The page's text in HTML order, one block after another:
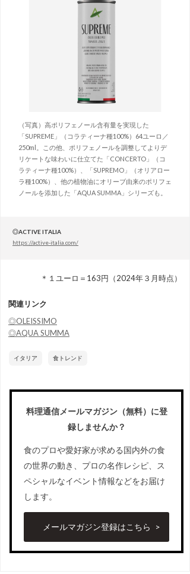
（写真）高ポリフェノール含有量を実現した
「SUPREME」（コラティーナ種100%）64ユーロ／
250ml。この他、ポリフェノールを調整してよりデ
リケートな味わいに仕立てた「CONCERTO」（コ
ラティーナ種100%）、「SUPREMO」（オリアロー
ラ種100%）、他の植物油にオリーブ由来のポリフェ
ノールを添加した「AQUA SUMMA」シリーズも。
◎ACTIVE ITALIA
https://active-italia.com/
＊１ユーロ＝163円（2024年３月時点）
関連リンク
◎OLEISSIMO
◎AQUA SUMMA
イタリア 食トレンド
料理通信メールマガジン（無料）に登
録しませんか？
食のプロや愛好家が求める国内外の食
の世界の動き、プロの名作レシピ、ス
ペシャルなイベント情報などをお届け
します。
メールマガジン登録はこちら